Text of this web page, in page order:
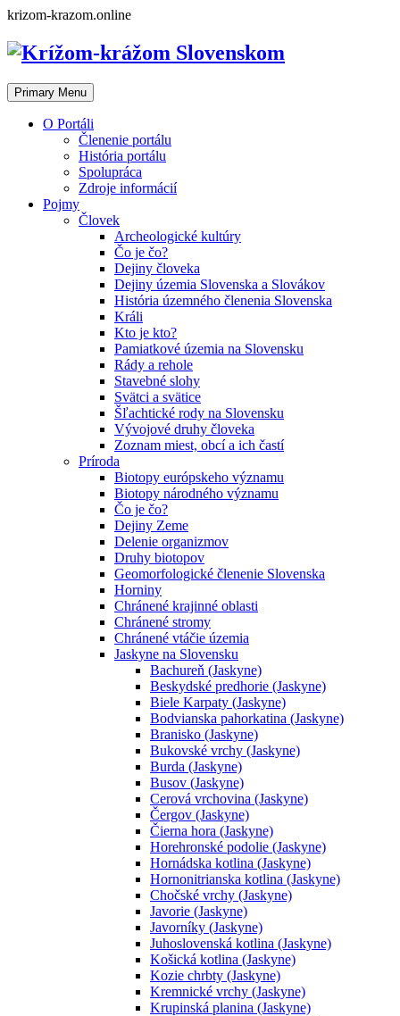
Skip
content
krizom-krazom.online
Primary Menu
O Portáli
Členenie portálu
História portálu
Spolupráca
Zdroje informácií
Pojmy
Človek
Archeologické kultúry
Čo je čo?
Dejiny človeka
Dejiny územia Slovenska a Slovákov
História územného členenia Slovenska
Králi
Kto je kto?
Pamiatkové územia na Slovensku
Rády a rehole
Stavebné slohy
Svätci a svätice
Šľachtické rody na Slovensku
Vývojové druhy človeka
Zoznam miest, obcí a ich častí
Príroda
Biotopy európskeho významu
Biotopy národného významu
Čo je čo?
Dejiny Zeme
Delenie organizmov
Druhy biotopov
Geomorfologické členenie Slovenska
Horniny
Chránené krajinné oblasti
Chránené stromy
Chránené vtáčie územia
Jaskyne na Slovensku
Bachureň (Jaskyne)
Beskydské predhorie (Jaskyne)
Biele Karpaty (Jaskyne)
Bodvianska pahorkatina (Jaskyne)
Branisko (Jaskyne)
Bukovské vrchy (Jaskyne)
Burda (Jaskyne)
Busov (Jaskyne)
Cerová vrchovina (Jaskyne)
Čergov (Jaskyne)
Čierna hora (Jaskyne)
Horehronské podolie (Jaskyne)
Hornádska kotlina (Jaskyne)
Hornonitrianska kotlina (Jaskyne)
Chočské vrchy (Jaskyne)
Javorie (Jaskyne)
Javorníky (Jaskyne)
Juhoslovenská kotlina (Jaskyne)
Košická kotlina (Jaskyne)
Kozie chrbty (Jaskyne)
Kremnické vrchy (Jaskyne)
Krupinská planina (Jaskyne)